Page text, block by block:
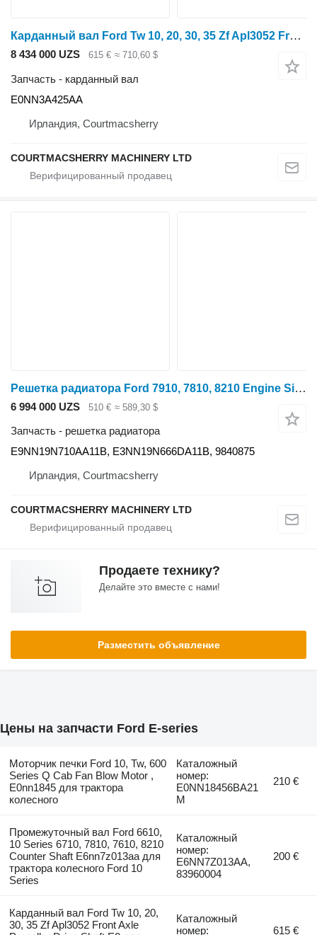
Карданный вал Ford Tw 10, 20, 30, 35 Zf Apl3052 Front Axle Propeller Drive Shaft E0 E0NN3A425AA для трактора колесного 4468053069
8 434 000 UZS 615 € ≈ 710,60 $
Запчасть - карданный вал
E0NN3A425AA
Ирландия, Courtmacsherry
COURTMACSHERRY MACHINERY LTD
Решетка радиатора Ford 7910, 7810, 8210 Engine Side Guard, Shield Grill E9nn19n710aa11b E9NN19N710AA11B для трактора колесного
6 994 000 UZS 510 € ≈ 589,30 $
Запчасть - решетка радиатора
E9NN19N710AA11B, E3NN19N666DA11B, 9840875
Ирландия, Courtmacsherry
COURTMACSHERRY MACHINERY LTD
Продаете технику?
Делайте это вместе с нами!
Разместить объявление
Цены на запчасти Ford E-series
Моторчик печки Ford 10, Tw, 600
Series Q Cab Fan Blow Motor ,
E0nn1845 для трактора
колесного
Каталожный
номер:
E0NN18456BA21
M
210 €
Промежуточный вал Ford 6610,
10 Series 6710, 7810, 7610, 8210
Counter Shaft E6nn7z013aa для
трактора колесного Ford 10
Series
Каталожный
номер:
E6NN7Z013AA,
83960004
200 €
Карданный вал Ford Tw 10, 20,
30, 35 Zf Apl3052 Front Axle
Каталожный
номер:
615 €